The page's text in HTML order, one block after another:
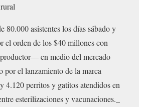
80.000 asistentes los días sábado y
el orden de los $40 millones con
en medio del mercado
por el lanzamiento de la marca
perritos y gatitos atendidos en
esterilizaciones y vacunaciones._